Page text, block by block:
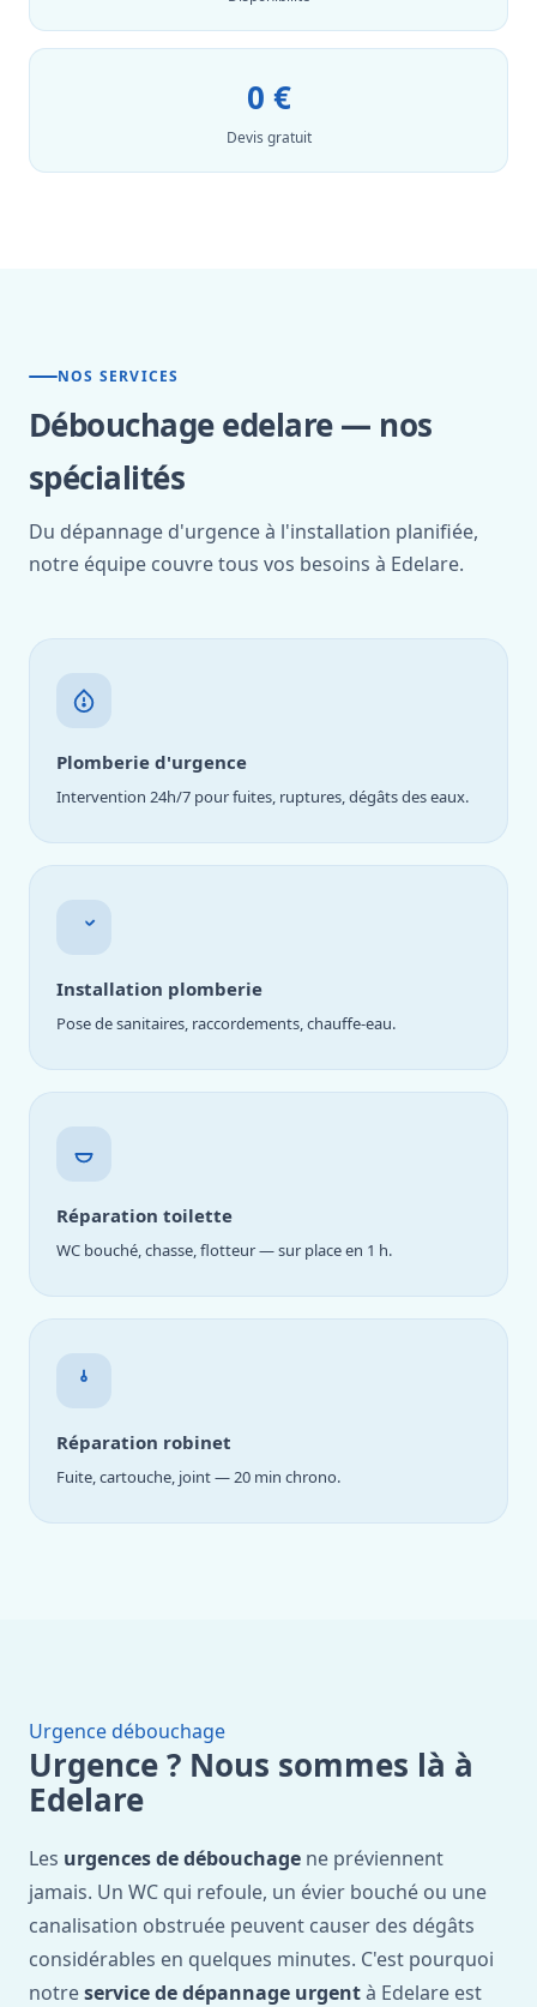
0 €
Devis gratuit
NOS SERVICES
Débouchage edelare — nos
spécialités
Du dépannage d'urgence à l'installation planifiée,
notre équipe couvre tous vos besoins à Edelare.
Plomberie d'urgence
Intervention 24h/7 pour fuites, ruptures, dégâts des eaux.
Installation plomberie
Pose de sanitaires, raccordements, chauffe-eau.
Réparation toilette
WC bouché, chasse, flotteur — sur place en 1 h.
Réparation robinet
Fuite, cartouche, joint — 20 min chrono.
Urgence débouchage
Urgence ? Nous sommes là à
Edelare
Les urgences de débouchage ne préviennent
jamais. Un WC qui refoule, un évier bouché ou une
canalisation obstruée peuvent causer des dégâts
considérables en quelques minutes. C'est pourquoi
notreservice de dépannage urgentà Edelare est